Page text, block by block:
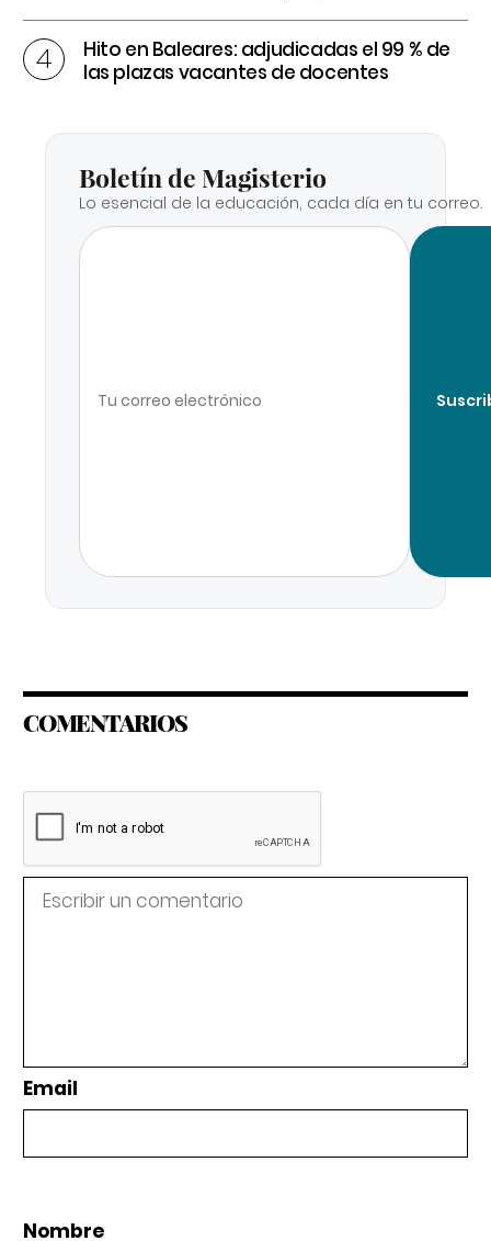
Hito en Baleares: adjudicadas el 99 % de
las plazas vacantes de docentes
Boletín de Magisterio
Lo esencial de la educación, cada día en tu correo.
COMENTARIOS
Email
Nombre